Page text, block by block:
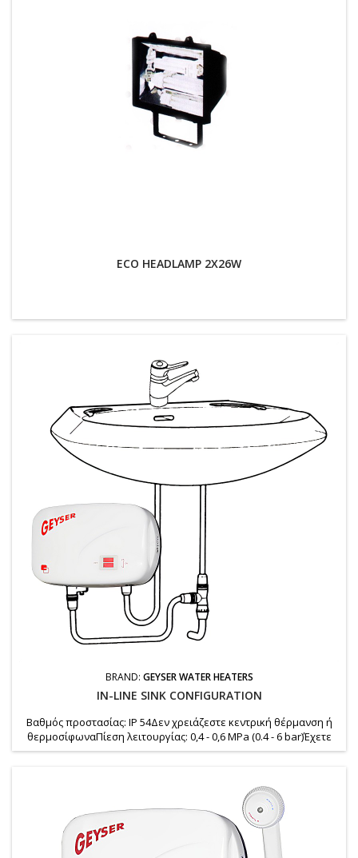
ECO HEADLAMP 2Χ26W
BRAND: GEYSER WATER HEATERS
IN-LINE SINK CONFIGURATION
Βαθμός προστασίας: IP 54Δεν χρειάζεστε κεντρική θέρμανση ή
θερμοσίφωναΠίεση λειτουργίας: 0,4 - 0,6 MPa (0.4 - 6 bar)Έχετε
άμεσα ακριβώς όσο ζεστό νερό χρειάζεστεΑκριβής ρύθμισή
εξοχικόΤο κύκλωμα θέρμανσης νερού είναι κατασκευασμένο
εγκεκριμένα...